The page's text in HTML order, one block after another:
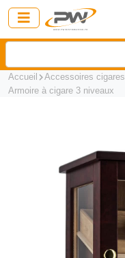
Accueil Accessoires cigares
Armoire à cigare 3 niveaux